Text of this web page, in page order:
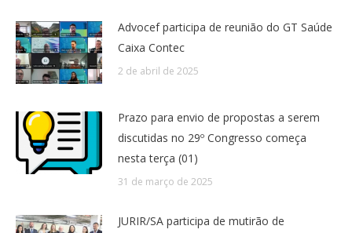
Advocef participa de reunião do GT Saúde
Caixa Contec
2 de abril de 2025
Prazo para envio de propostas a serem
discutidas no 29º Congresso começa
nesta terça (01)
31 de março de 2025
JURIR/SA participa de mutirão de